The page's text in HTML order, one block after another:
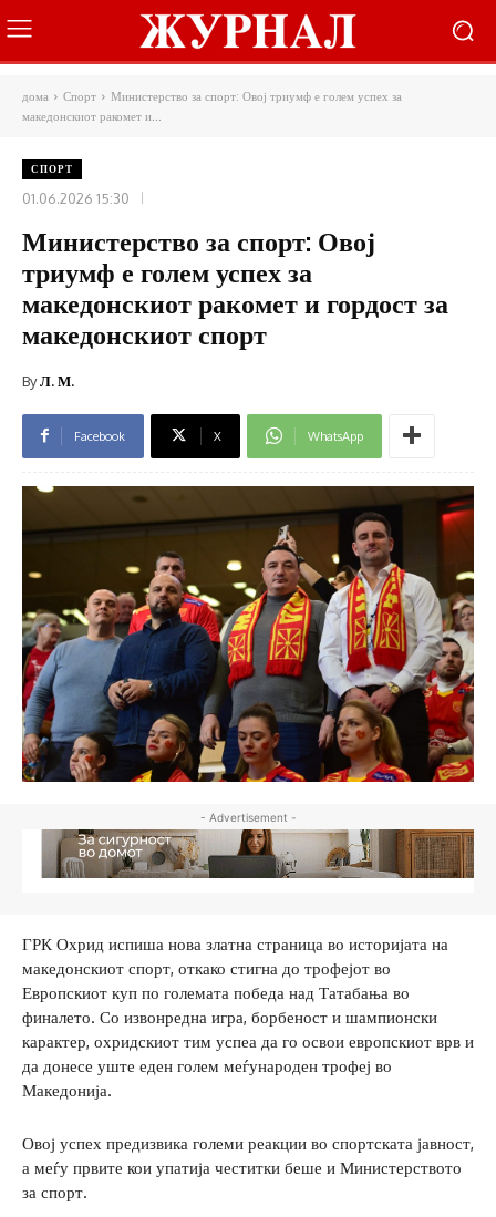
дома Спорт
Министерство за спорт: Овој триумф е голем успех за
македонскиот ракомет и...
СПОРТ
01.06.2026 15:30
Министерство за спорт: Овој
триумф е голем успех за
македонскиот ракомет и гордост за
македонскиот спорт
ByЛ. М.
Facebook X WhatsApp
- Advertisement -
ГРК Охрид испиша нова златна страница во историјата на
македонскиот спорт, откако стигна до трофејот во
Европскиот куп по големата победа над Татабања во
финалето. Со извонредна игра, борбеност и шампионски
карактер, охридскиот тим успеа да го освои европскиот врв и
да донесе уште еден голем меѓународен трофеј во
Македонија.
Овој успех предизвика големи реакции во спортската јавност,
а меѓу првите кои упатија честитки беше и Министерството
за спорт.